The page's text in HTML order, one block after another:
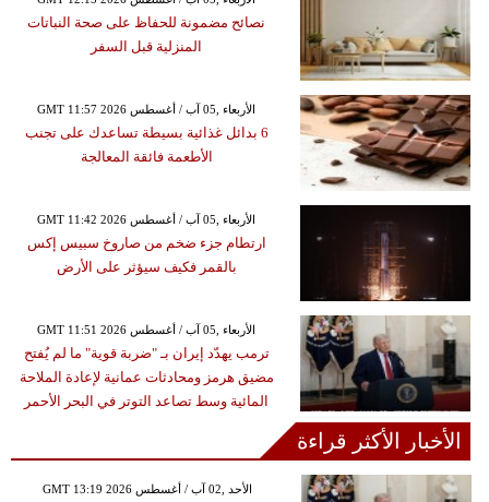
نصائح مضمونة للحفاظ على صحة النباتات
المنزلية قبل السفر
GMT 11:57 2026 الأربعاء ,05 آب / أغسطس
6 بدائل غذائية بسيطة تساعدك على تجنب
الأطعمة فائقة المعالجة
GMT 11:42 2026 الأربعاء ,05 آب / أغسطس
ارتطام جزء ضخم من صاروخ سبيس إكس
بالقمر فكيف سيؤثر على الأرض
GMT 11:51 2026 الأربعاء ,05 آب / أغسطس
ترمب يهدّد إيران بـ "ضربة قوية" ما لم يُفتح
مضيق هرمز ومحادثات عمانية لإعادة الملاحة
المائية وسط تصاعد التوتر في البحر الأحمر
الأخبار الأكثر قراءة
GMT 13:19 2026 الأحد ,02 آب / أغسطس